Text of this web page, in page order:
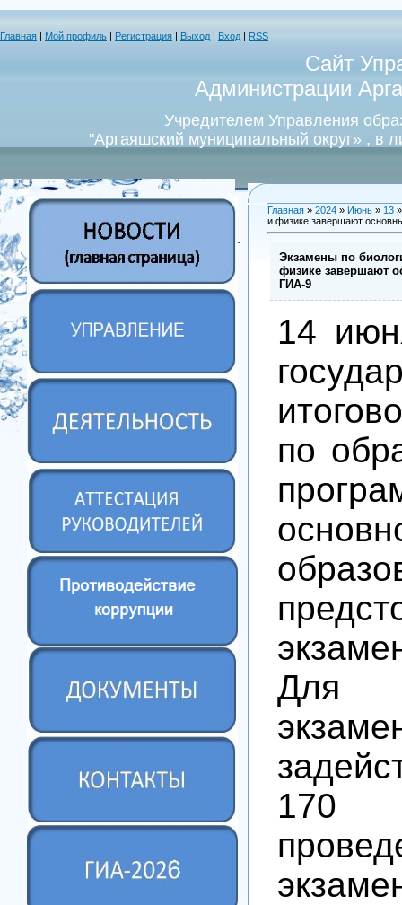
Главная Мой профиль Регистрация Выход Вход RSS
Сайт
Администрации
Учредителем Управления
"Аргаяшский муниципальный округ» , в
Главная » 2024 » Июнь » 13
и физике завершают
Экзамены по
физике завершают
ГИА-9
14
по
Для
170